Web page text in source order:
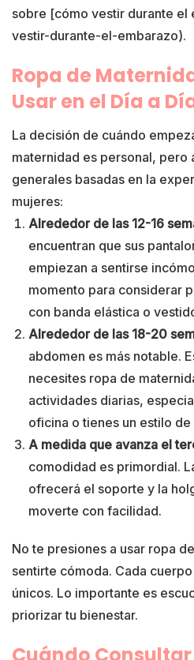
sobre [cómo vestir durante
vestir-durante-el-embarazo).
Ropa de
Usar en el Día a
La decisión de cuándo
maternidad es personal, pero
generales basadas en la
mujeres:
Alrededor de las 12-16
encuentran que sus
empiezan a sentirse
momento para considerar
con banda elástica o
Alrededor de las 18-20
abdomen es más notable.
necesites ropa de
actividades diarias,
oficina o tienes un estilo
A medida que avanza el
comodidad es primordial.
ofrecerá el soporte y la
moverte con facilidad.
No te presiones a usar ropa
sentirte cómoda. Cada
únicos. Lo importante es
priorizar tu bienestar.
Cuándo